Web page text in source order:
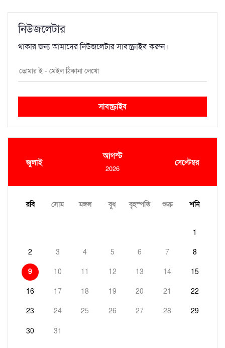
নিউজলেটার
থাকার জন্য আমাদের নিউজলেটার সাবস্ক্রাইব করুন।
সাবস্ক্রাইব
জুলাই
আগস্ট
2026
সেপ্টেম্বর
রবি সোম মঙ্গল বুধ বৃহস্পতি শুক্র শনি
1
2 3 4 5 6 7 8
9 10 11 12 13 14 15
16 17 18 19 20 21 22
23 24 25 26 27 28 29
30 31